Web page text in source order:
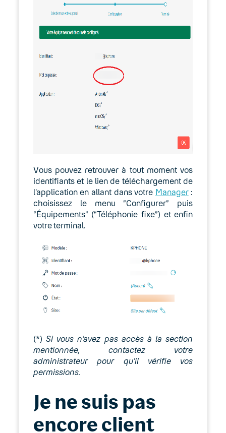
Lexique
Modes d’emploi
Fonctionnalités
Keyyo Apps
Keyyo for Teams
Keyyo Phone
Keyyo Phone pour mobiles et
Keyyo Phone Windows et
macOS : Utiliser un casque
Mise à jour de Keyyo Phone
Windows de la version 5 à la
version 6 : Restauration des
Vous pouvez retrouver à tout moment vos
identifiants et le lien de téléchargement de
l’application en allant dans votre Manager:
choisissez le menu “Configurer” puis
“Équipements” (“Téléphonie fixe”) et enfin
votre terminal.
(*) Si vous n’avez pas accès à la section
mentionnée, contactez votre
administrateur pour qu’il vérifie vos
permissions.
Je ne suis pas
encore client